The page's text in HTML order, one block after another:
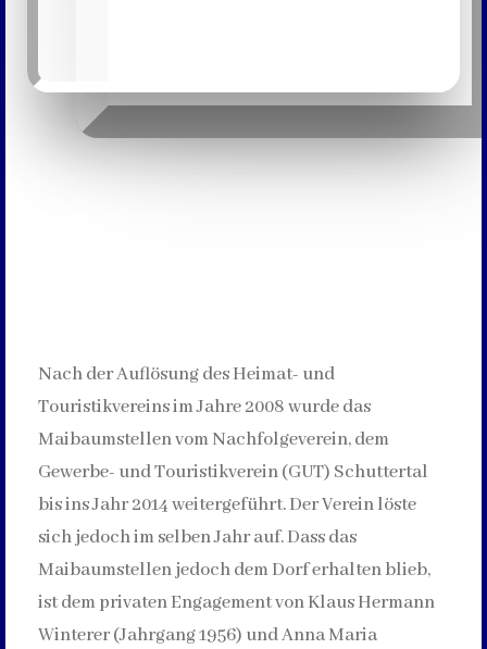
Nach der Auflösung des Heimat- und
Touristikvereins im Jahre 2008 wurde das
Maibaumstellen vom Nachfolgeverein, dem
Gewerbe- und Touristikverein (GUT) Schuttertal
bis ins Jahr 2014 weitergeführt. Der Verein löste
sich jedoch im selben Jahr auf. Dass das
Maibaumstellen jedoch dem Dorf erhalten blieb,
ist dem privaten Engagement von Klaus Hermann
Winterer (Jahrgang 1956) und Anna Maria